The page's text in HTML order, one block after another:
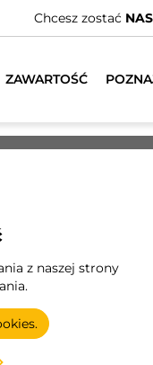
Chcesz zostać
ZAWARTOŚĆ
z naszej strony